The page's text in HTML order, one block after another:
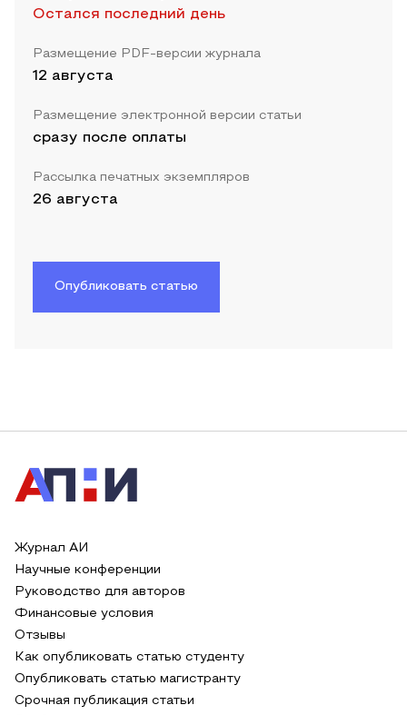
Остался последний день
Размещение PDF-версии журнала
12 августа
Размещение электронной версии статьи
сразу после оплаты
Рассылка печатных экземпляров
26 августа
Опубликовать статью
Журнал АИ
Научные конференции
Руководство для авторов
Финансовые условия
Отзывы
Как опубликовать статью студенту
Опубликовать статью магистранту
Срочная публикация статьи